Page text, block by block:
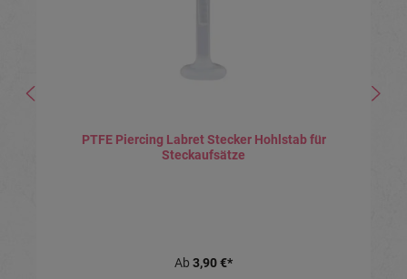
PTFE Piercing Labret Stecker Hohlstab für
Steckaufsätze
Ab 3,90 €*